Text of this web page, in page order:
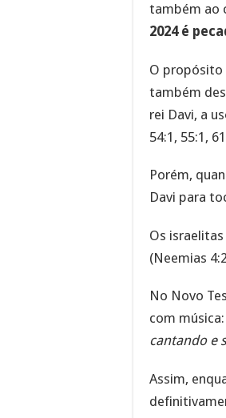
também ao
2024 é
O propósito
também
rei Davi, a
54:1, 55:1,
Porém,
Davi para
Os
(Neemias
No Novo
com música:
cantando e
Assim,